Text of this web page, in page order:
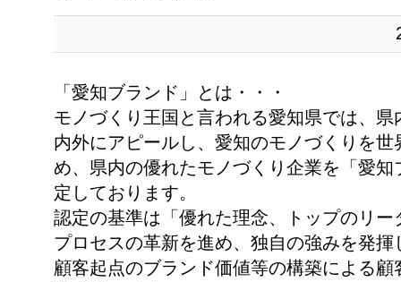
「愛知ブランド」とは・・・
モノづくり王国と言われる愛知県では、
内外にアピールし、愛知のモノづくりを
め、県内の優れたモノづくり企業を「愛
定しております。
認定の基準は「優れた理念、トップのリ
プロセスの革新を進め、独自の強みを発
顧客起点のブランド価値等の構築による